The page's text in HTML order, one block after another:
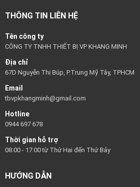
THÔNG TIN LIÊN HỆ
Tên công ty
CÔNG TY TNHH THIẾT BỊ VP KHANG MINH
Địa chỉ
67D Nguyễn Thị Búp, P.Trung Mỹ Tây, TPHCM
Email
tbvpkhangminh@gmail.com
Hotline
0944 697 678
Thời gian hỗ trợ
08:00 - 17:00 từ Thứ Hai đến Thứ Bảy
HƯỚNG DẪN